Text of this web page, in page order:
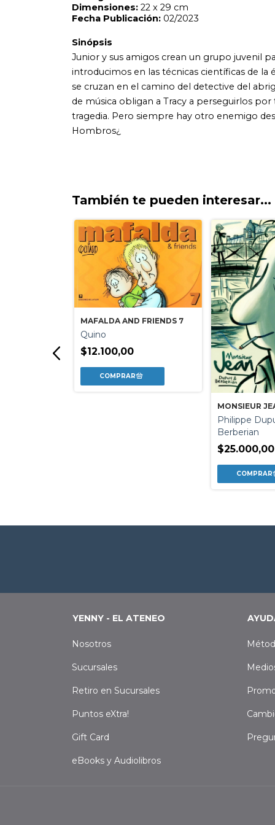
tragedia. Pero siempre hay otro enemigo
Hombros¿
También te pueden interesar...
MAFALDA AND FRIENDS 7
Quino
$12.100,00
MONSIEUR
Philippe
Berberian
$25.000,00
YENNY - EL ATENEO
Nosotros
Sucursales
Retiro en Sucursales
Puntos eXtra!
Gift Card
eBooks y Audiolibros